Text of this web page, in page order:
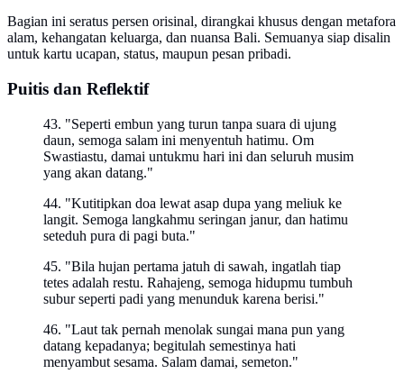
Bagian ini seratus persen orisinal, dirangkai khusus dengan metafora
alam, kehangatan keluarga, dan nuansa Bali. Semuanya siap disalin
untuk kartu ucapan, status, maupun pesan pribadi.
Puitis dan Reflektif
43. "Seperti embun yang turun tanpa suara di ujung
daun, semoga salam ini menyentuh hatimu. Om
Swastiastu, damai untukmu hari ini dan seluruh musim
yang akan datang."
44. "Kutitipkan doa lewat asap dupa yang meliuk ke
langit. Semoga langkahmu seringan janur, dan hatimu
seteduh pura di pagi buta."
45. "Bila hujan pertama jatuh di sawah, ingatlah tiap
tetes adalah restu. Rahajeng, semoga hidupmu tumbuh
subur seperti padi yang menunduk karena berisi."
46. "Laut tak pernah menolak sungai mana pun yang
datang kepadanya; begitulah semestinya hati
menyambut sesama. Salam damai, semeton."